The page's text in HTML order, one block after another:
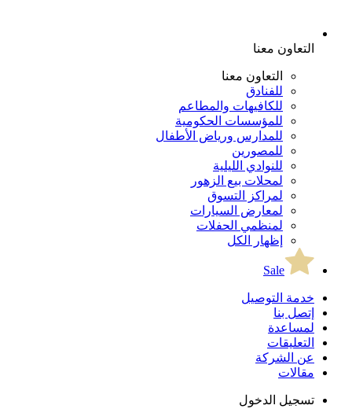
التعاون معنا
التعاون معنا
للفنادق
للكافيهات والمطاعم
للمؤسسات الحكومية
للمدارس ورياض الأطفال
للمصورين
للنوادي الليلية
لمحلات بيع الزهور
لمراكز التسوق
لمعارض السيارات
لمنظمي الحفلات
إظهار الكل
Sale
خدمة التوصيل
إتصل بنا
لمساعدة
التعليقات
عن الشركة
مقالات
تسجيل الدخول